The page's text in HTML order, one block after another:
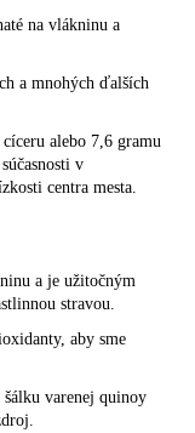
na vlákninu a
a mnohých ďalších
alebo 7,6 gramu
v
centra mesta.
a je užitočným
stravou.
aby sme
varenej quinoy